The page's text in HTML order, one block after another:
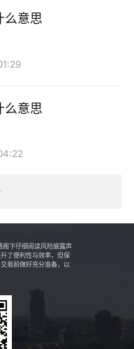
平掉旧仓位并开设新
金，避免资金在不盈
投资回报。
件简单的事情，投
和交易策略。以下是
，寻找合适的进出场
易之前，投资者应设
交易的影响。这样可
么意思
么意思
阁下仔细阅读风险披露声
了便利性与效率，但保
易前做好充分准备，以